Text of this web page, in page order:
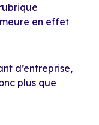
en effet
d’entreprise,
plus que